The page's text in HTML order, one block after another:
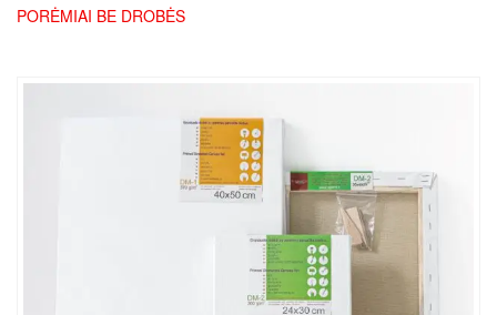
PORĖMIAI BE DROBĖS